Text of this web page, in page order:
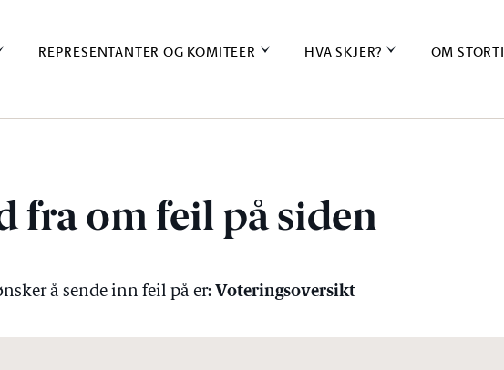
REPRESENTANTER OG KOMITEER HVA SKJER? OM
fra om feil på siden
å sende inn feil på er: Voteringsoversikt